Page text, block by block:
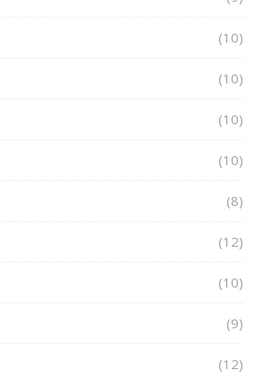
(10)
(10)
(10)
(10)
(8)
(12)
(10)
(9)
(12)